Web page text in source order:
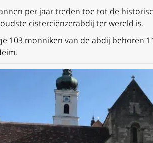
per jaar treden toe tot de
cisterciënzerabdij ter wereld is.
103 monniken van de abdij behoren